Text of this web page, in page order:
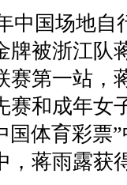
中国场地
牌被浙江队
赛第一站，
赛和成年女
国体育彩票
，蒋雨露获